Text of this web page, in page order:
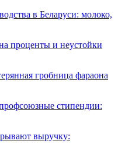
в Беларуси: молоко,
проценты и неустойки
гробница фараона
стипендии:
выручку: